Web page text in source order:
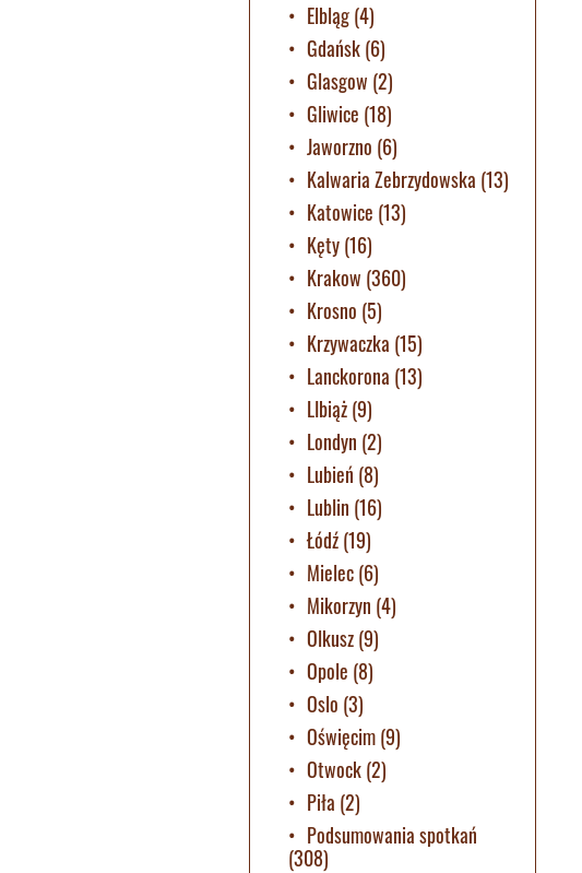
Elbląg(4)
Gdańsk(6)
Glasgow (2)
Gliwice (18)
Jaworzno (6)
Kalwaria Zebrzydowska (13)
Katowice (13)
Kęty(16)
Krakow (360)
Krosno (5)
Krzywaczka (15)
Lanckorona (13)
LIbiąż(9)
Londyn (2)
Lubień (8)
Lublin (16)
Łódź(19)
Mielec(6)
Mikorzyn (4)
Olkusz(9)
Opole (8)
Oslo (3)
Oświęcim(9)
Otwock(2)
Piła (2)
Podsumowania spotkań
(308)